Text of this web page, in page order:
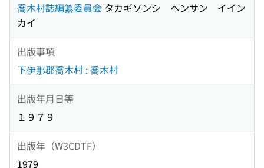
喬木村誌編纂委員会 タカギソンシ ヘンサン イイン
カイ
出版事項
下伊那郡喬木村 : 喬木村
出版年月日等
１９７９
出版年（W3CDTF）
1979